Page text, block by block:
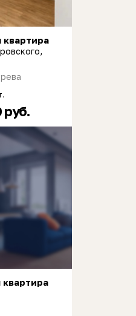
квартира
руб.